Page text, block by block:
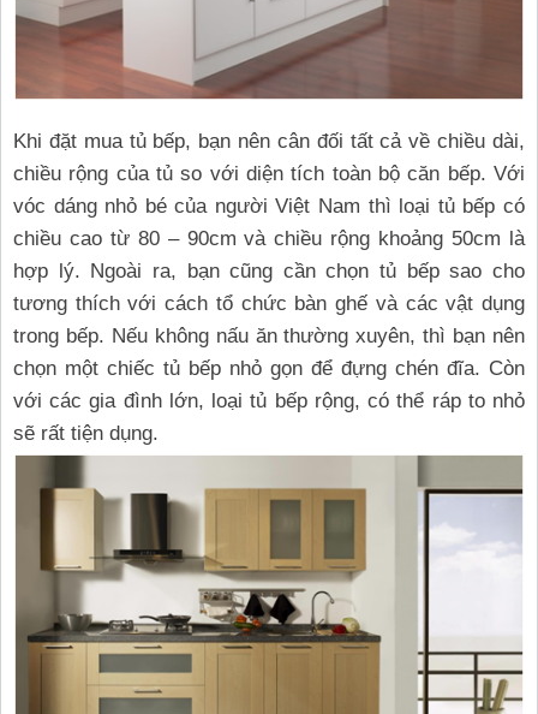
Khi đặt mua tủ bếp, bạn nên cân đối tất cả về chiều dài,
chiều rộng của tủ so với diện tích toàn bộ căn bếp. Với
vóc dáng nhỏ bé của người Việt Nam thì loại tủ bếp có
chiều cao từ 80 – 90cm và chiều rộng khoảng 50cm là
hợp lý. Ngoài ra, bạn cũng cần chọn tủ bếp sao cho
tương thích với cách tổ chức bàn ghế và các vật dụng
trong bếp. Nếu không nấu ăn thường xuyên, thì bạn nên
chọn một chiếc tủ bếp nhỏ gọn để đựng chén đĩa. Còn
với các gia đình lớn, loại tủ bếp rộng, có thể ráp to nhỏ
sẽ rất tiện dụng.